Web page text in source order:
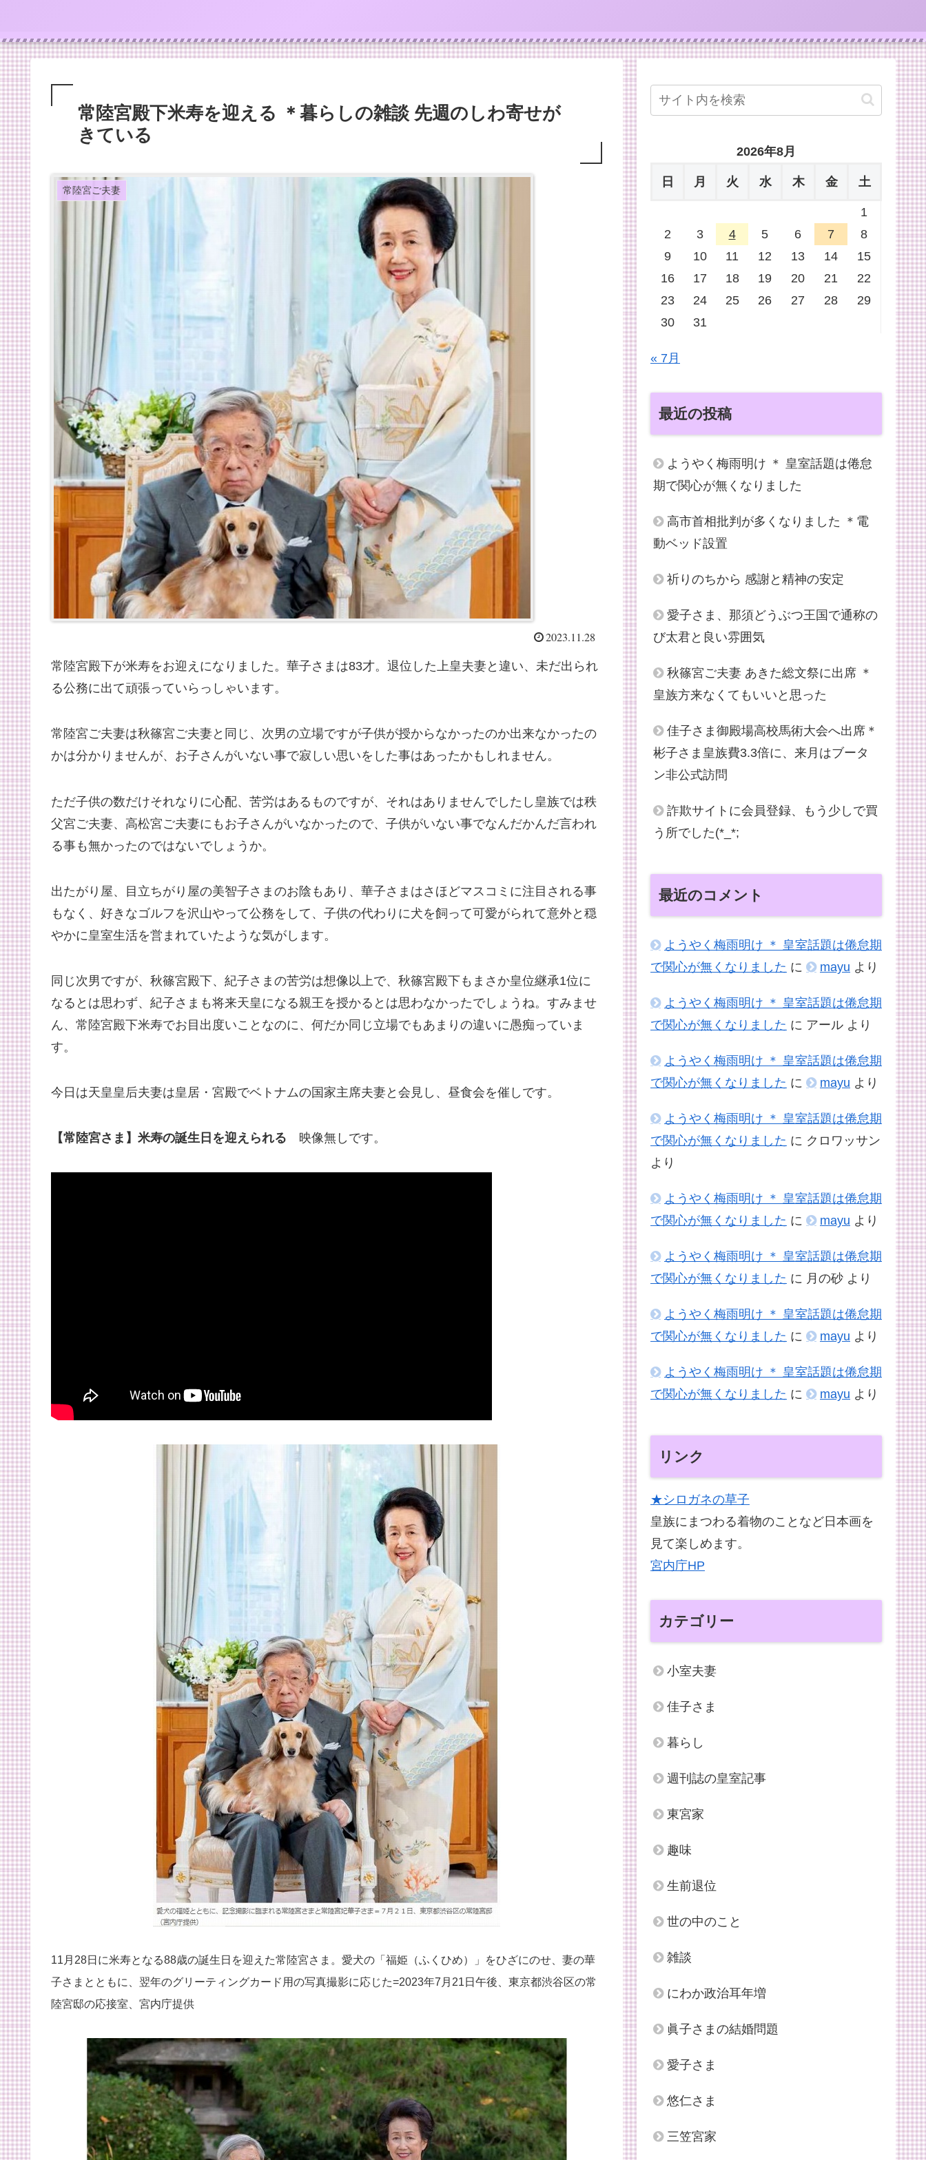
常陸宮殿下米寿を迎える ＊暮らしの雑談 先週のしわ寄せが
きている
常陸宮ご夫妻
2023.11.28
常陸宮殿下が米寿をお迎えになりました。華子さまは83才。退位した上皇夫妻と違い、未だ出られ
る公務に出て頑張っていらっしゃいます。
常陸宮ご夫妻は秋篠宮ご夫妻と同じ、次男の立場ですが子供が授からなかったのか出来なかったの
かは分かりませんが、お子さんがいない事で寂しい思いをした事はあったかもしれません。
ただ子供の数だけそれなりに心配、苦労はあるものですが、それはありませんでしたし皇族では秩
父宮ご夫妻、高松宮ご夫妻にもお子さんがいなかったので、子供がいない事でなんだかんだ言われ
る事も無かったのではないでしょうか。
出たがり屋、目立ちがり屋の美智子さまのお陰もあり、華子さまはさほどマスコミに注目される事
もなく、好きなゴルフを沢山やって公務をして、子供の代わりに犬を飼って可愛がられて意外と穏
やかに皇室生活を営まれていたような気がします。
同じ次男ですが、秋篠宮殿下、紀子さまの苦労は想像以上で、秋篠宮殿下もまさか皇位継承1位に
なるとは思わず、紀子さまも将来天皇になる親王を授かるとは思わなかったでしょうね。すみませ
ん、常陸宮殿下米寿でお目出度いことなのに、何だか同じ立場でもあまりの違いに愚痴っていま
す。
今日は天皇皇后夫妻は皇居・宮殿でベトナムの国家主席夫妻と会見し、昼食会を催しです。
【常陸宮さま】米寿の誕生日を迎えられる 映像無しです。
11月28日に米寿となる88歳の誕生日を迎えた常陸宮さま。愛犬の「福姫（ふくひめ）」をひざにのせ、妻の華
子さまとともに、翌年のグリーティングカード用の写真撮影に応じた=2023年7月21日午後、東京都渋谷区の常
陸宮邸の応接室、宮内庁提供
2026年8月
日 月 火 水 木 金 土
1
2
3 4 5 6 7
8
9
10 11 12 13 14
15
16
17 18 19 20 21
22
23
24 25 26 27 28
29
30
31
« 7月
最近の投稿
ようやく梅雨明け ＊ 皇室話題は倦怠
期で関心が無くなりました
高市首相批判が多くなりました ＊電
動ベッド設置
祈りのちから 感謝と精神の安定
愛子さま、那須どうぶつ王国で通称の
び太君と良い雰囲気
秋篠宮ご夫妻 あきた総文祭に出席 ＊
皇族方来なくてもいいと思った
佳子さま御殿場高校馬術大会へ出席＊
彬子さま皇族費3.3倍に、来月はブータ
ン非公式訪問
詐欺サイトに会員登録、もう少しで買
う所でした(*_*;
最近のコメント
ようやく梅雨明け ＊ 皇室話題は倦怠期
で関心が無くなりました に mayu より
ようやく梅雨明け ＊ 皇室話題は倦怠期
で関心が無くなりました に アール より
ようやく梅雨明け ＊ 皇室話題は倦怠期
で関心が無くなりました に mayu より
ようやく梅雨明け ＊ 皇室話題は倦怠期
で関心が無くなりました に クロワッサン
より
ようやく梅雨明け ＊ 皇室話題は倦怠期
で関心が無くなりました に mayu より
ようやく梅雨明け ＊ 皇室話題は倦怠期
で関心が無くなりました に 月の砂 より
ようやく梅雨明け ＊ 皇室話題は倦怠期
で関心が無くなりました に mayu より
ようやく梅雨明け ＊ 皇室話題は倦怠期
で関心が無くなりました に mayu より
リンク
★シロガネの草子
皇族にまつわる着物のことなど日本画を
見て楽しめます。
宮内庁HP
カテゴリー
小室夫妻
佳子さま
暮らし
週刊誌の皇室記事
東宮家
趣味
生前退位
世の中のこと
雑談
にわか政治耳年増
眞子さまの結婚問題
愛子さま
悠仁さま
三笠宮家